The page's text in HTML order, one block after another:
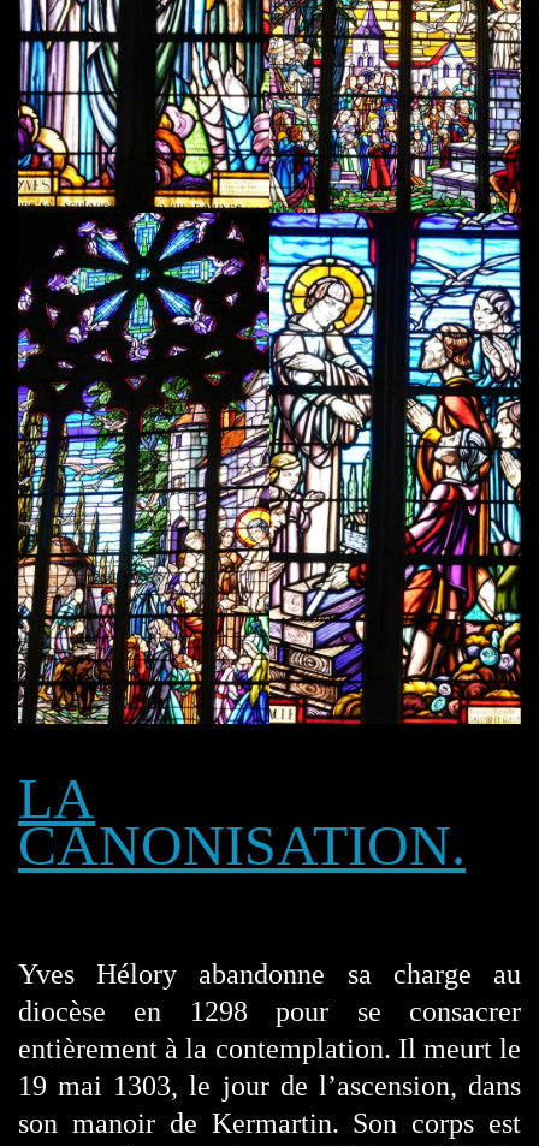
LA
CANONISATION.
Yves Hélory abandonne sa charge au
diocèse en 1298 pour se consacrer
entièrement à la contemplation. Il meurt le
19 mai 1303, le jour de l’ascension, dans
son manoir de Kermartin. Son corps est